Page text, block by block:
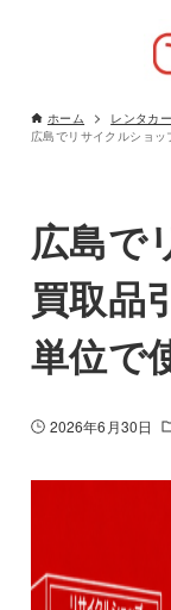
ホーム
レンタカー
広島でリサイクルショ
広島で
買取品
単位で
2026年6月30日